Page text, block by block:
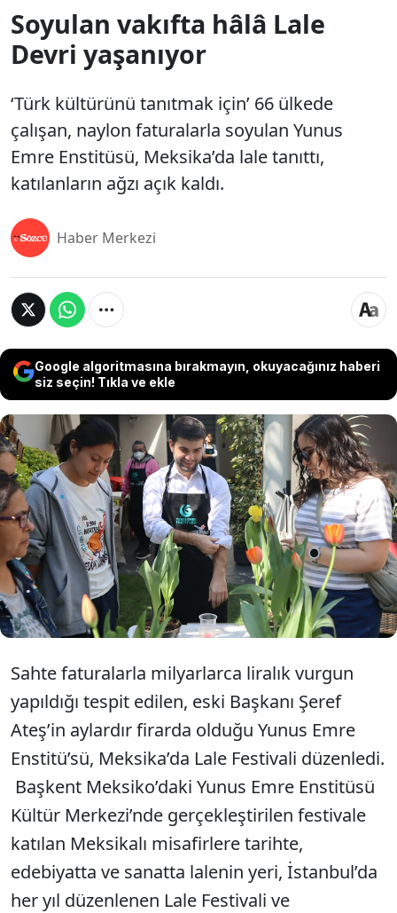
Soyulan vakıfta hâlâ Lale
Devri yaşanıyor
‘Türk kültürünü tanıtmak için’ 66 ülkede
çalışan, naylon faturalarla soyulan Yunus
Emre Enstitüsü, Meksika’da lale tanıttı,
katılanların ağzı açık kaldı.
Haber Merkezi
Google algoritmasına bırakmayın, okuyacağınız haberi
siz seçin! Tıkla ve ekle
‘Türk kültürünü tanıtmak için’ 66 ülkede
çalışan, naylon faturalarla soyulan Yunus
Emre Enstitüsü, Meksika’da lale tanıttı,
katılanların ağzı açık kaldı.
Sahte faturalarla milyarlarca liralık vurgun
yapıldığı tespit edilen, eski Başkanı Şeref
Ateş’in aylardır firarda olduğu Yunus Emre
Enstitü’sü, Meksika’da Lale Festivali düzenledi.
Başkent Meksiko’daki Yunus Emre Enstitüsü
Kültür Merkezi’nde gerçekleştirilen festivale
katılan Meksikalı misafirlere tarihte,
edebiyatta ve sanatta lalenin yeri, İstanbul’da
her yıl düzenlenen Lale Festivali ve